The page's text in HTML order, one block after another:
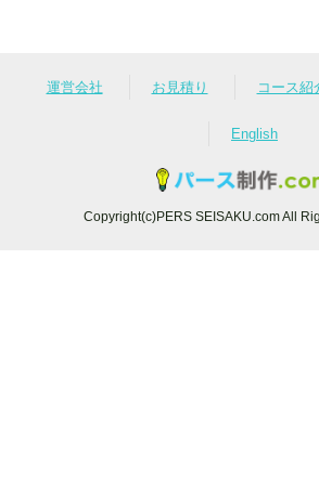
運営会社 お見積り コース紹
English
Copyright(c)PERS SEISAKU.com All